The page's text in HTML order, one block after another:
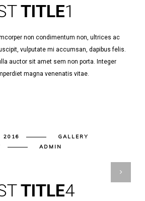
TITLE1
non condimentum non, ultrices ac
vulputate mi accumsan, dapibus felis.
auctor sit amet sem non porta. Integer
magna venenatis vitae.
2016
GALLERY
ADMIN
TITLE4